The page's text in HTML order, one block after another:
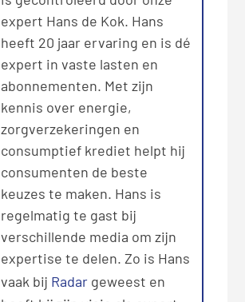
expert Hans de Kok. Hans
heeft 20 jaar ervaring en is dé
expert in vaste lasten en
abonnementen. Met zijn
kennis over energie,
zorgverzekeringen en
consumptief krediet helpt hij
consumenten de beste
keuzes te maken. Hans is
regelmatig te gast bij
verschillende media om zijn
expertise te delen. Zo is Hans
vaak bij Radar geweest en